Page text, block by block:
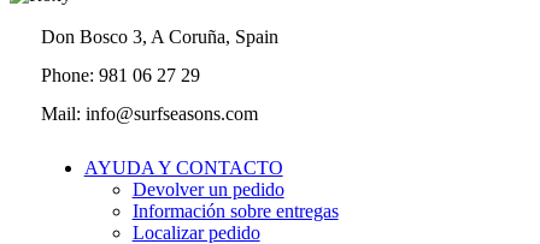
Don Bosco 3, A Coruña, Spain
Phone: 981 06 27 29
Mail: info@surfseasons.com
AYUDA Y CONTACTO
Devolver un pedido
Información sobre entregas
Localizar pedido